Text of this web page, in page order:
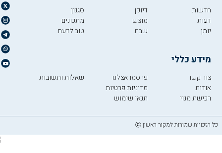
חדשות
דעות
יומן
דיוקן
מוצש
שבת
סגנון
מתכונים
טוב לדעת
מידע כללי
צור קשר
אודות
רכישת מנוי
פרסמו אצלנו
מדיניות פרטיות
תנאי שימוש
שאלות ותשובות
כל הזכויות שמורות למקור ראשון ⓒ